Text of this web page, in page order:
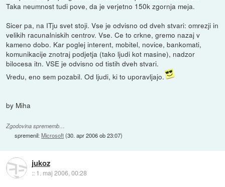
Taka neumnost tudi pove, da je verjetno 150k zgornja meja.
Sicer pa, na ITju svet stoji. Vse je odvisno od dveh stvari: omrezji in
velikih racunalniskih centrov. Vse. Ce to crkne, gremo nazaj v
kameno dobo. Kar poglej interent, mobitel, novice, bankomati,
komunikacije znotraj podjetja (tako ljudi kot masine), nadzor
bilocesa itn. VSE je odvisno od tistih dveh stvari.
Vredu, eno sem pozabil. Od ljudi, ki to uporavljajo.
by Miha
Zgodovina sprememb…
spremenil:Microsoft(30. apr 2006 ob 23:07)
jukoz
:: 1. maj 2006, 00:28